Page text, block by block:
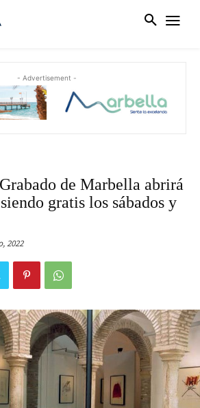
- Advertisement -
de Marbella abrirá
gratis los sábados y
2022